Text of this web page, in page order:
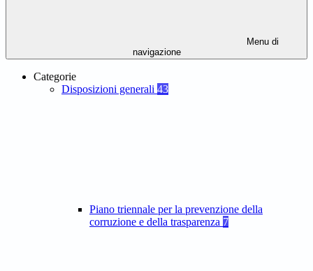
Menu di
navigazione
Categorie
Disposizioni generali 43
Piano triennale per la prevenzione della
corruzione e della trasparenza 7